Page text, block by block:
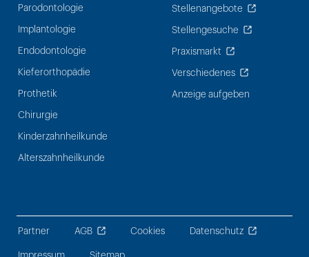
Parodontologie
Implantologie
Endodontologie
Kieferorthopädie
Prothetik
Chirurgie
Kinderzahnheilkunde
Alterszahnheilkunde
Stellenangebote
Stellengesuche
Praxismarkt
Verschiedenes
Anzeige aufgeben
Partner AGB Cookies Datenschutz